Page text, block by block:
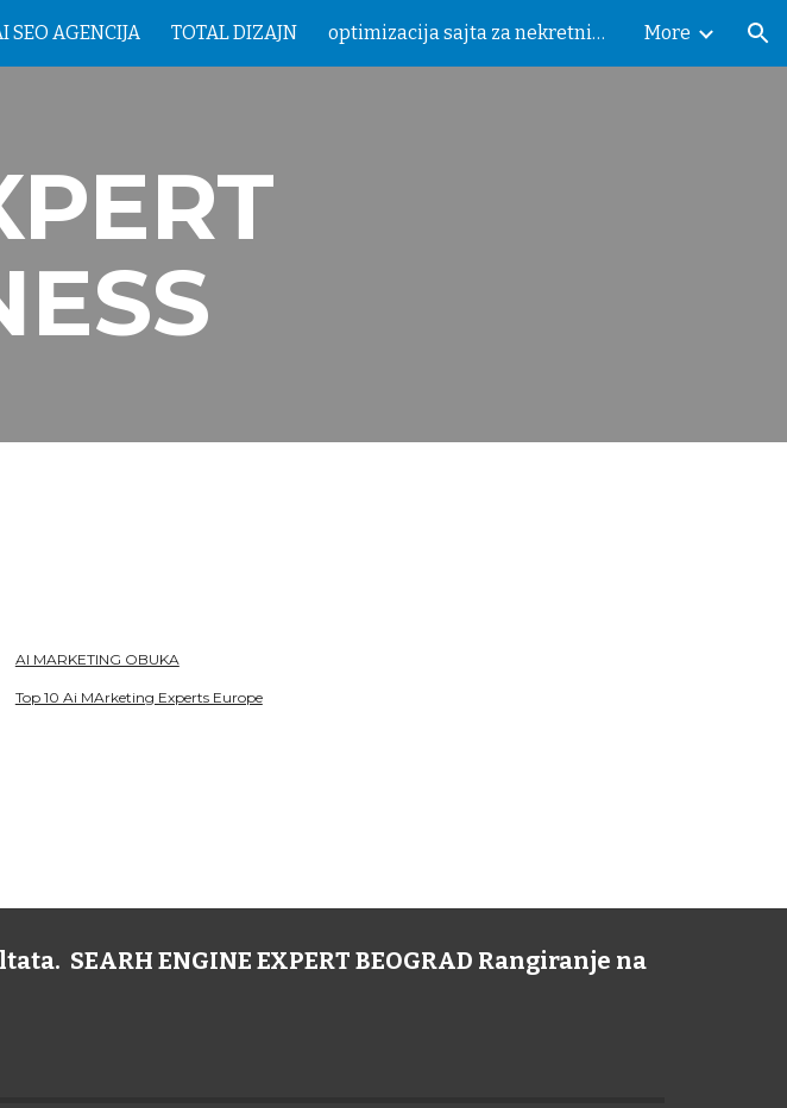
Skip to navigation
SEO AGENCIJA TOTAL DIZAJN optimizacija sajta za nekretnine More
AI MARKETING OBUKA
Top 10 Ai MArketing Experts Europe
SEARH ENGINE EXPERT BEOGRAD Rangiranje na